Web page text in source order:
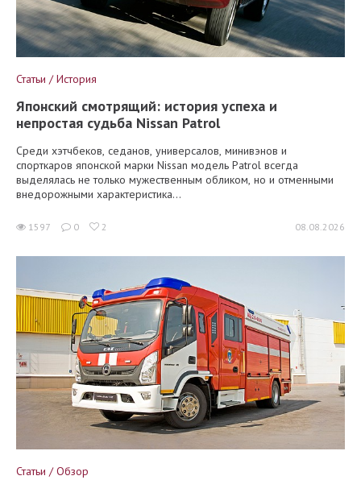
Статьи / История
Японский смотрящий: история успеха и
непростая судьба Nissan Patrol
Среди хэтчбеков, седанов, универсалов, минивэнов и
спорткаров японской марки Nissan модель Patrol всегда
выделялась не только мужественным обликом, но и отменными
внедорожными характеристика...
1597 0 2 08.08.2026
Статьи / Обзор